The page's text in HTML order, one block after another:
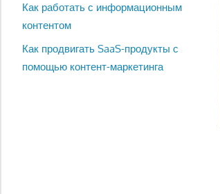
Как работать с информационным
контентом
Как продвигать SaaS-продукты с
помощью контент-маркетинга